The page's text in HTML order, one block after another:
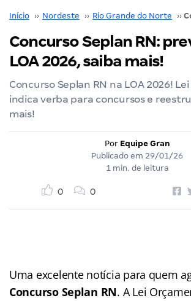
Início ›› Nordeste ›› Rio Grande do Norte ››
Concurso Seplan RN:
LOA 2026, saiba mais!
Concurso Seplan RN na LOA 2026!
indica verba para concursos e
mais!
Por Equipe Gran
Publicado em 29/01/26
1 min. de leitura
0 0
Uma excelente notícia para quem
Concurso Seplan RN. A Lei